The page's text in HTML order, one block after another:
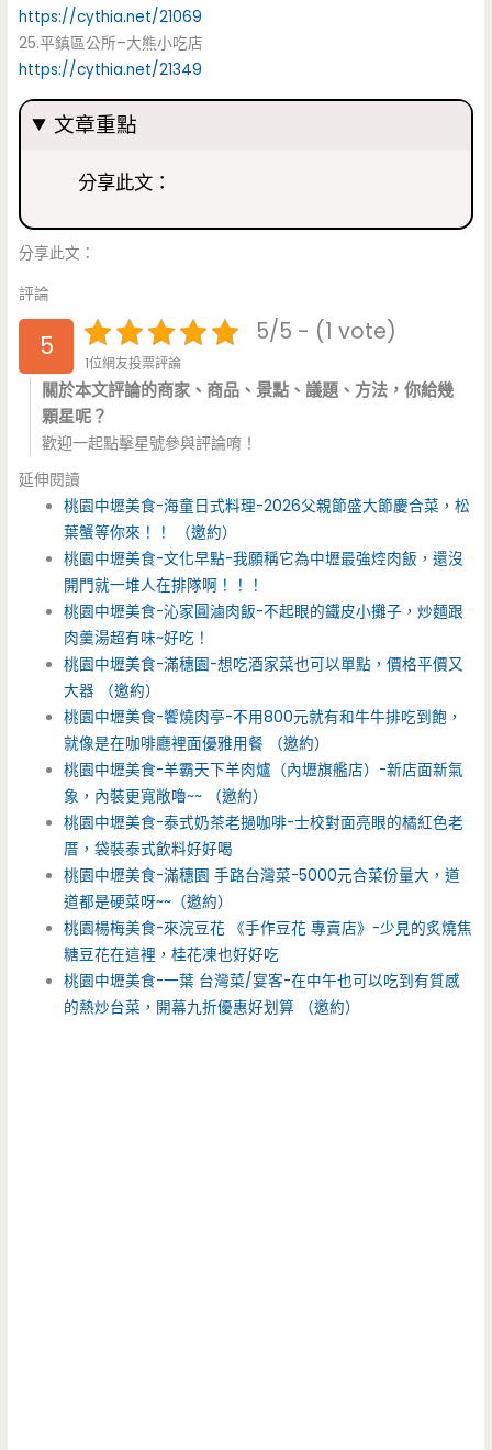
https://cythia.net/21069
25.平鎮區公所–大熊小吃店
https://cythia.net/21349
文章重點
分享此文：
分享此文：
評論
5 5/5 - (1 vote)
1位網友投票評論
關於本文評論的商家、商品、景點、議題、方法，你給幾
顆星呢？
歡迎一起點擊星號參與評論唷！
延伸閱讀
桃園中壢美食-海童日式料理-2026父親節盛大節慶合菜，松
葉蟹等你來！！ （邀約）
桃園中壢美食-文化早點-我願稱它為中壢最強焢肉飯，還沒
開門就一堆人在排隊啊！！！
桃園中壢美食-沁家圓滷肉飯-不起眼的鐵皮小攤子，炒麵跟
肉羹湯超有味~好吃！
桃園中壢美食-滿穗園-想吃酒家菜也可以單點，價格平價又
大器 （邀約）
桃園中壢美食-饗燒肉亭-不用800元就有和牛牛排吃到飽，
就像是在咖啡廳裡面優雅用餐 （邀約）
桃園中壢美食-羊霸天下羊肉爐（內壢旗艦店）-新店面新氣
象，內裝更寬敞嚕~~ （邀約）
桃園中壢美食-泰式奶茶老撾咖啡-士校對面亮眼的橘紅色老
厝，袋裝泰式飲料好好喝
桃園中壢美食-滿穗園 手路台灣菜-5000元合菜份量大，道
道都是硬菜呀~~（邀約）
桃園楊梅美食-來浣豆花 《手作豆花 專賣店》-少見的炙燒焦
糖豆花在這裡，桂花凍也好好吃
桃園中壢美食-一葉 台灣菜/宴客-在中午也可以吃到有質感
的熱炒台菜，開幕九折優惠好划算 （邀約）